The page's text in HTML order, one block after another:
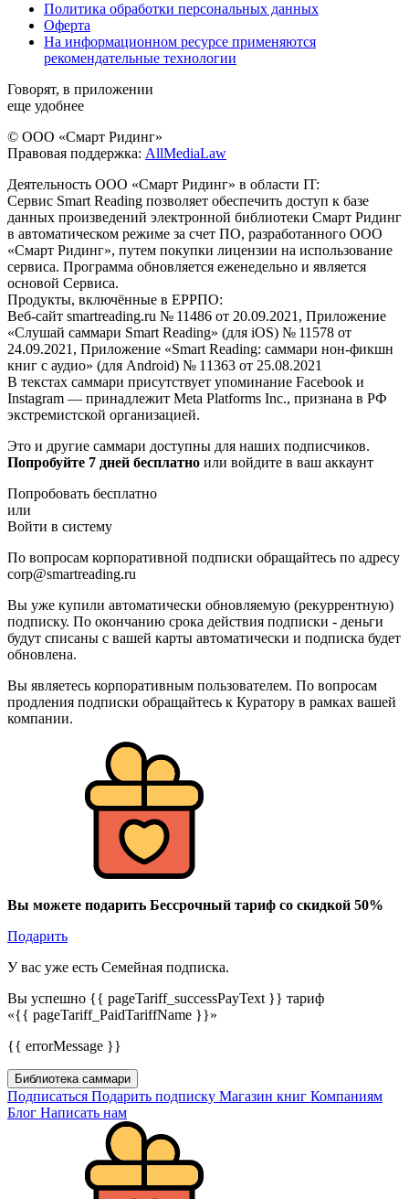
Политика обработки персональных данных
Оферта
На информационном ресурсе применяются
рекомендательные технологии
Говорят, в приложении
еще удобнее
© ООО «Смарт Ридинг»
Правовая поддержка: AllMediaLaw
Деятельность ООО «Смарт Ридинг» в области IT:
Сервис Smart Reading позволяет обеспечить доступ к базе
данных произведений электронной библиотеки Смарт Ридинг
в автоматическом режиме за счет ПО, разработанного ООО
«Смарт Ридинг», путем покупки лицензии на использование
сервиса. Программа обновляется еженедельно и является
основой Сервиса.
Продукты, включённые в ЕРРПО:
Веб-сайт smartreading.ru № 11486 от 20.09.2021, Приложение
«Слушай саммари Smart Reading» (для iOS) № 11578 от
24.09.2021, Приложение «Smart Reading: саммари нон-фикшн
книг с аудио» (для Android) № 11363 от 25.08.2021
В текстах саммари присутствует упоминание Facebook и
Instagram — принадлежит Meta Platforms Inc., признана в РФ
экстремистской организацией.
Это и другие саммари доступны для наших подписчиков.
Попробуйте 7 дней бесплатно или войдите в ваш аккаунт
Попробовать бесплатно
или
Войти в систему
По вопросам корпоративной подписки обращайтесь по адресу
corp@smartreading.ru
Вы уже купили автоматически обновляемую (рекуррентную)
подписку. По окончанию срока действия подписки - деньги
будут списаны с вашей карты автоматически и подписка будет
обновлена.
Вы являетесь корпоративным пользователем. По вопросам
продления подписки обращайтесь к Куратору в рамках вашей
компании.
Вы можете подарить Бессрочный тариф со скидкой 50%
Подарить
У вас уже есть Семейная подписка.
Вы успешно {{ pageTariff_successPayText }} тариф
«{{ pageTariff_PaidTariffName }}»
{{ errorMessage }}
Библиотека саммари
Подписаться Подарить подписку Магазин книг Компаниям
Блог Написать нам